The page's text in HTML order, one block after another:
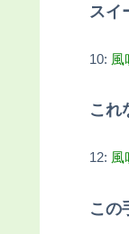
スイ
10: 風
これ
12: 風
この